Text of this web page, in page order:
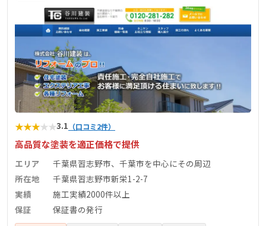
★★★★★3.1 （口コミ2件）
高品質な塗装を適正価格で提供
エリア
千葉県習志野市、千葉市を中心にその周辺
所在地
千葉県習志野市新栄1-2-7
実績
施工実績2000件以上
保証
保証書の発行